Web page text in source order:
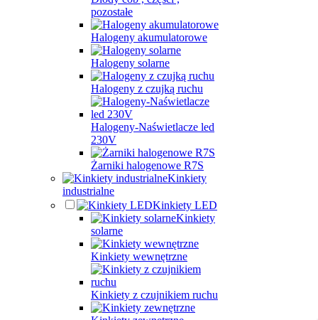
pozostałe
Halogeny akumulatorowe
Halogeny solarne
Halogeny z czujką ruchu
Halogeny-Naświetlacze led
230V
Żarniki halogenowe R7S
Kinkiety
industrialne
Kinkiety LED
Kinkiety
solarne
Kinkiety wewnętrzne
Kinkiety z czujnikiem ruchu